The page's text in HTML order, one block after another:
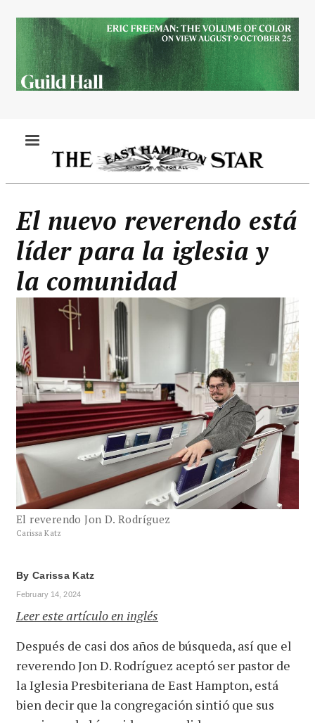
content
El nuevo reverendo está
líder para la iglesia y
la comunidad
El reverendo Jon D. Rodríguez
Carissa Katz
By Carissa Katz
February 14, 2024
Leer este artículo en inglés
Después de casi dos años de búsqueda, así que el
reverendo Jon D. Rodríguez aceptó ser pastor de
la Iglesia Presbiteriana de East Hampton, está
bien decir que la congregación sintió que sus